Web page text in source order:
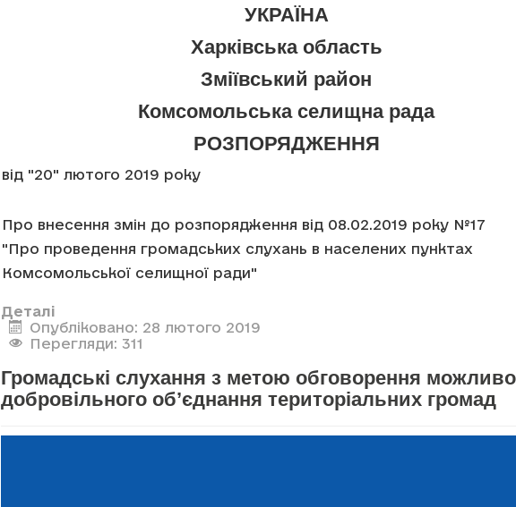
УКРАЇНА
Харківська область
Зміївський район
Комсомольська селищна рада
РОЗПОРЯДЖЕННЯ
від "20" лютого 2019 року
Про внесення змін до розпорядження від 08.02.2019 року №17
"Про проведення громадських слухань в населених пунктах
Комсомольської селищної ради"
Деталі
Опубліковано: 28 лютого 2019
Перегляди: 311
Громадські слухання з метою обговорення
добровільного об’єднання територіальних громад